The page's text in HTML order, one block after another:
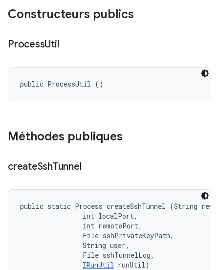
Constructeurs publics
ProcessUtil
public ProcessUtil ()
Méthodes publiques
createSshTunnel
public static Process createSshTunnel (String
                int localPort,
                int remotePort,
                File sshPrivateKeyPath,
                String user,
                File sshTunnelLog,
IRunUtil runUtil)